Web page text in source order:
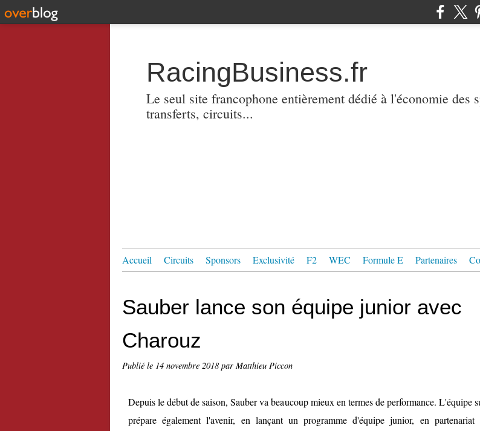
RacingBusiness.fr
Le seul site francophone entièrement dédié à l'économie des
transferts, circuits...
Accueil Circuits Sponsors Exclusivité F2 WEC Formule E Partenaires
Sauber lance son équipe junior avec
Charouz
Publié le 14 novembre 2018 par Matthieu Piccon
Depuis le début de saison, Sauber va beaucoup mieux en termes de performance. L'équipe
prépare également l'avenir, en lançant un programme d'équipe junior, en partenariat